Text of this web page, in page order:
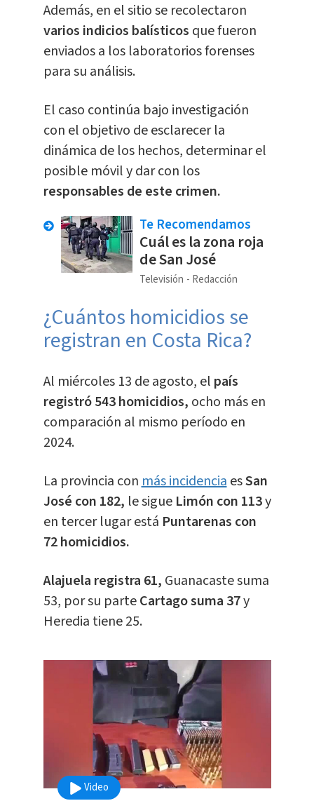
Además, en el sitio se recolectaron
varios indicios balísticos que fueron
enviados a los laboratorios forenses
para su análisis.
El caso continúa bajo investigación
con el objetivo de esclarecer la
dinámica de los hechos, determinar el
posible móvil y dar con los
responsables de este crimen.
Te Recomendamos
Cuál es la zona roja
de San José
Televisión Redacción
¿Cuántos homicidios se
registran en Costa Rica?
Al miércoles 13 de agosto, el país
registró 543 homicidios, ocho más en
comparación al mismo período en
2024.
La provincia conmás incidenciaesSan
José con 182, le sigue Limón con 113y
en tercer lugar está Puntarenas con
72 homicidios.
​​Alajuela registra 61, Guanacaste suma
53, por su parteCartago suma 37y
Heredia tiene 25.
Video